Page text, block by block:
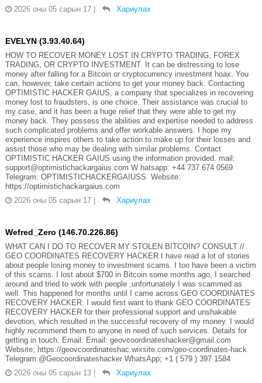
2026 оны 05 сарын 17 | Хариулах
EVELYN (3.93.40.64)
HOW TO RECOVER MONEY LOST IN CRYPTO TRADING, FOREX
TRADING, OR CRYPTO INVESTMENT. It can be distressing to lose
money after falling for a Bitcoin or cryptocurrency investment hoax. You
can, however, take certain actions to get your money back. Contacting
OPTIMISTIC HACKER GAIUS, a company that specializes in recovering
money lost to fraudsters, is one choice. Their assistance was crucial to
my case, and it has been a huge relief that they were able to get my
money back. They possess the abilities and expertise needed to address
such complicated problems and offer workable answers. I hope my
experience inspires others to take action to make up for their losses and
assist those who may be dealing with similar problems. Contact
OPTIMISTIC HACKER GAIUS using the information provided. mail:
support@optimistichackargaius.com W hatsapp: +44 737 674 0569
Telegram: OPTIMISTICHACKERGAIUSS Website:
https://optimistichackargaius.com
2026 оны 05 сарын 17 | Хариулах
Wefred_Zero (146.70.226.86)
WHAT CAN I DO TO RECOVER MY STOLEN BITCOIN? CONSULT //
GEO COORDINATES RECOVERY HACKER I have read a lot of stories
about people losing money to investment scams. I too have been a victim
of this scams. I lost about $700 in Bitcoin some months ago, I searched
around and tried to work with people ,unfortunately I was scammed as
well. This happened for months until I came across GEO COORDINATES
RECOVERY HACKER. I would first want to thank GEO COORDINATES
RECOVERY HACKER for their professional support and unshakable
devotion, which resulted in the successful recovery of my money. I would
highly recommend them to anyone in need of such services. Details for
getting in touch: Email: Email: geovcoordinateshacker@gmail.com
Website; https://geovcoordinateshac.wixsite.com/geo-coordinates-hack
Telegram:@Geocoordinateshacker WhatsApp; +1 ( 579 ) 397 1584
2026 оны 05 сарын 13 | Хариулах